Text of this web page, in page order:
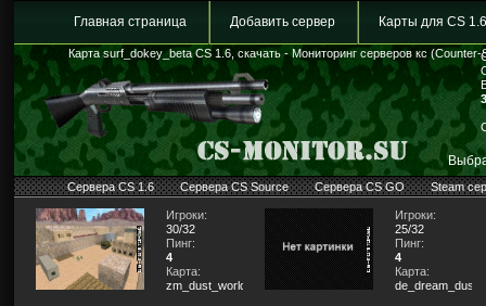
Главная страница Добавить сервер Карты для CS 1.6
Карта surf_dokey_beta CS 1.6, скачать - Мониторинг серверов кс (Counter-
Сервера CS 1.6 Сервера CS Source Сервера CS GO Steam
Игроки:
30/32
Пинг:
4
Карта:
zm_dust_world
Игроки:
25/32
Пинг:
4
Карта: